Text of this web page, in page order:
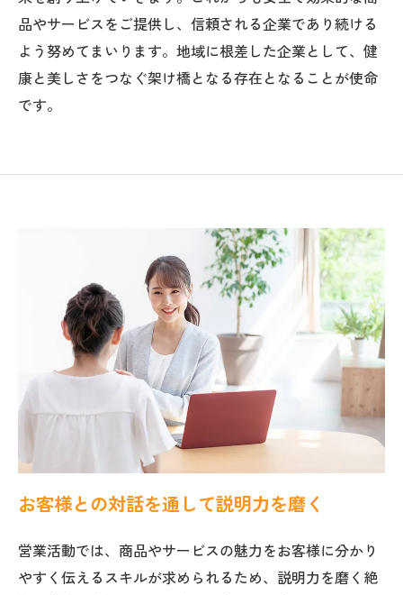
品やサービスをご提供し、信頼される企業であり続ける
よう努めてまいります。地域に根差した企業として、健
康と美しさをつなぐ架け橋となる存在となることが使命
です。
お客様との対話を通して説明力を磨く
営業活動では、商品やサービスの魅力をお客様に分かり
やすく伝えるスキルが求められるため、説明力を磨く絶